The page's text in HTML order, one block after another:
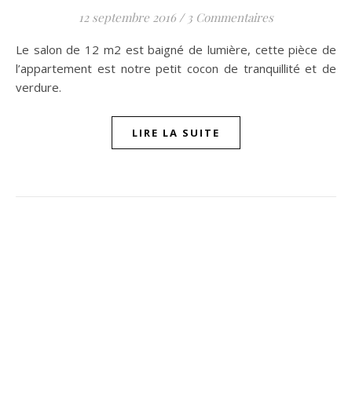
12 septembre 2016 / 3 Commentaires
Le salon de 12 m2 est baigné de lumière, cette pièce de
l’appartement est notre petit cocon de tranquillité et de
verdure.
LIRE LA SUITE